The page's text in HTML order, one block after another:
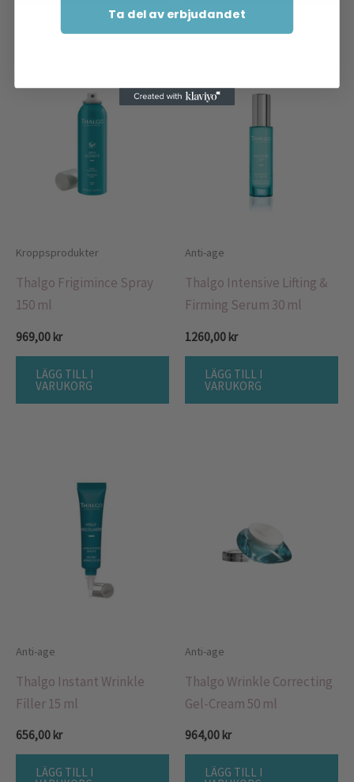
Kroppsprodukter
Thalgo Frigimince Spray
150 ml
969,00 kr
LÄGG TILL I
VARUKORG
Anti-age
Thalgo Intensive Lifting &
Firming Serum 30 ml
1260,00 kr
LÄGG TILL I
VARUKORG
Anti-age
Thalgo Instant Wrinkle
Filler 15 ml
656,00 kr
LÄGG TILL I
Anti-age
Thalgo Wrinkle Correcting
Gel-Cream 50 ml
964,00 kr
LÄGG TILL I
Ta del av erbjudandet